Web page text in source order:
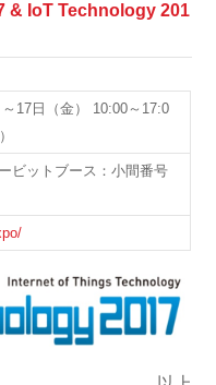
& IoT Technology 201
17日（金） 10:00～17:0
ビットブース：小間番号